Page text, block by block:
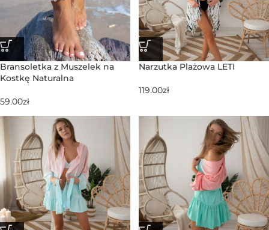
Bransoletka z Muszelek na
Kostkę Naturalna
59.00zł
Narzutka Plażowa LETI
119.00zł